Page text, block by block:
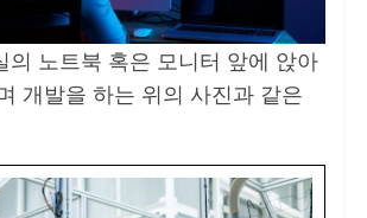
의 노트북 혹은 모니터 앞에 앉아
개발을 하는 위의 사진과 같은